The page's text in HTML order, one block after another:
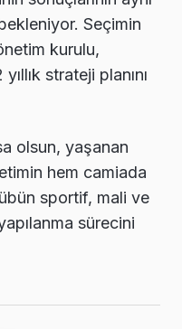
Seçimin
kurulu,
strateji planını
olsun, yaşanan
hem camiada
sportif, mali ve
sürecini